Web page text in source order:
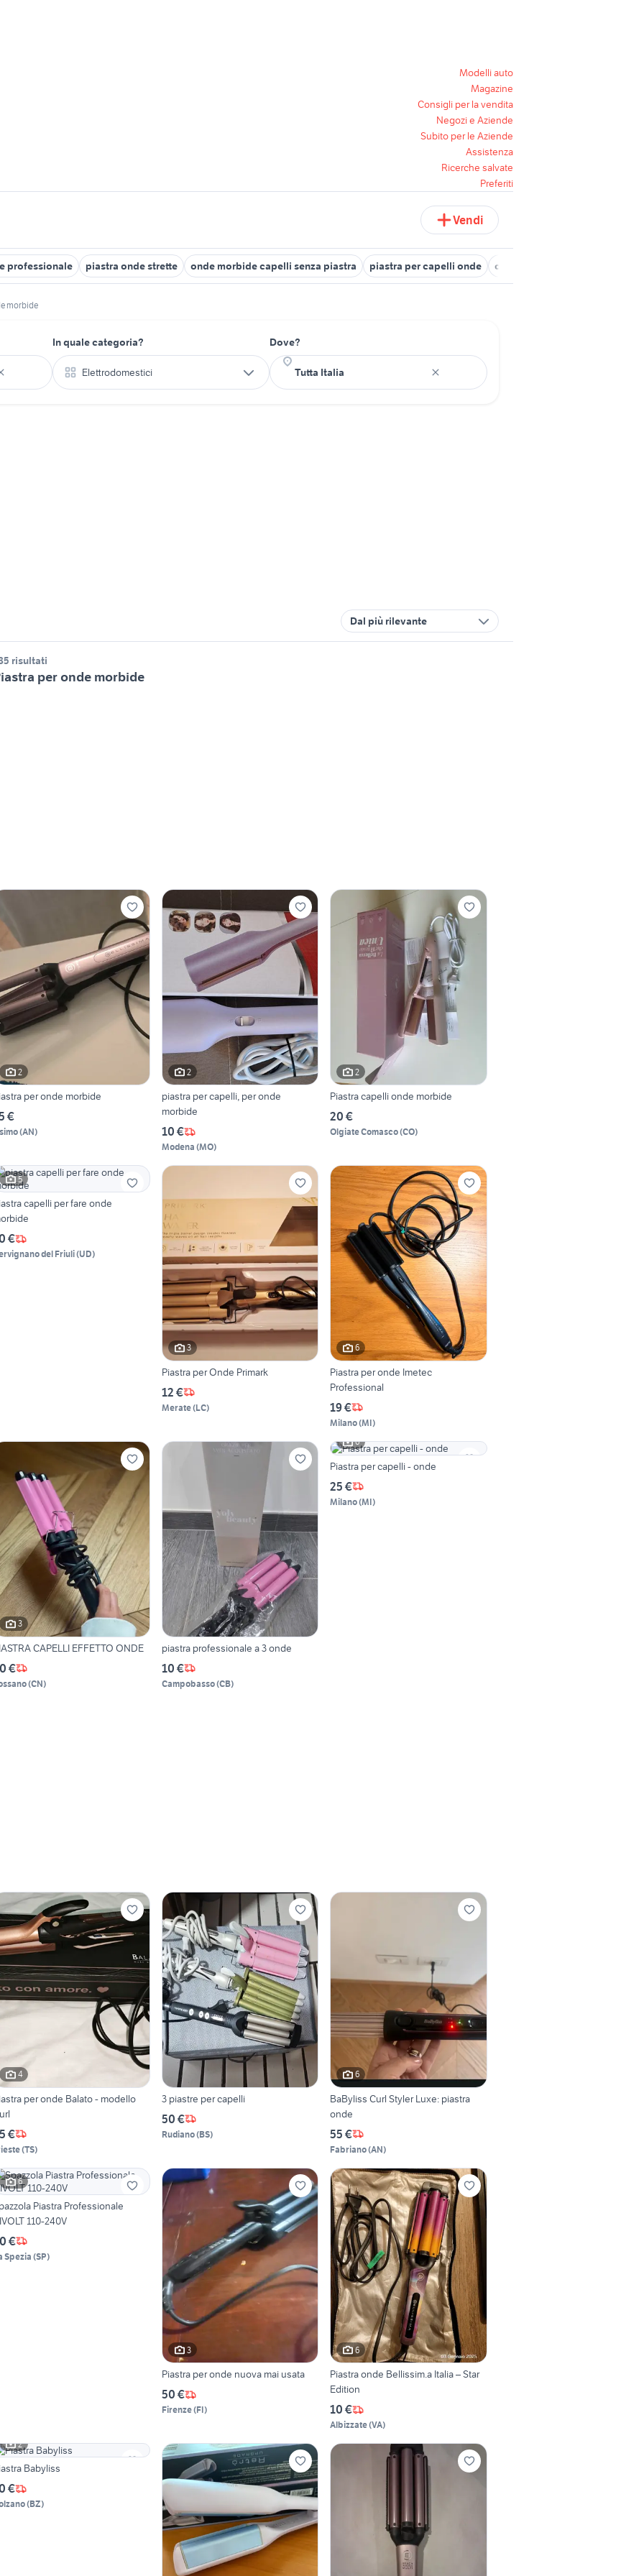
Modelli auto
Magazine
Consigli per la vendita
Negozi e Aziende
Subito per le Aziende
Assistenza
Ricerche salvate
Preferiti
Vendi
professionale piastra onde strette onde morbide capelli senza piastra piastra per capelli onde onde capelli senza piastra
morbide
In quale categoria?
Elettrodomestici
Dove?
Dal più rilevante
risultati
per onde morbide
2
per onde morbide
€
(AN)
2
piastra per capelli, per onde
morbide
10 €
Modena (MO)
2
Piastra capelli onde morbide
20 €
Olgiate Comasco(CO)
5
capelli per fare onde
€
del Friuli(UD)
3
Piastra per Onde Primark
12 €
Merate(LC)
6
Piastra per onde Imetec
Professional
19 €
Milano(MI)
3
CAPELLI EFFETTO ONDE
€
(CN)
piastra professionale a 3 onde
10 €
Campobasso(CB)
6
Piastra per capelli - onde
25 €
Milano(MI)
4
per onde Balato - modello
€
(TS)
3 piastre per capelli
50 €
Rudiano(BS)
6
BaByliss Curl Styler Luxe: piastra
onde
55 €
Fabriano(AN)
6
Piastra Professionale
110-240V
€
Spezia (SP)
3
Piastra per onde nuova mai usata
50 €
Firenze(FI)
6
Piastra onde Bellissim.a Italia – Star
Edition
10 €
Albizzate(VA)
2
Babyliss
€
(BZ)